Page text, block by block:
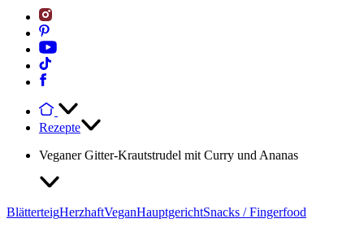
Rezepte
Veganer Gitter-Krautstrudel mit Curry und Ananas
BlätterteigHerzhaftVeganHauptgerichtSnacks / Fingerfood